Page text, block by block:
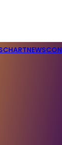
CHARTNEWS